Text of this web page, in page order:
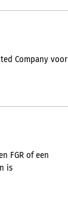
Company voor
FGR of een
is